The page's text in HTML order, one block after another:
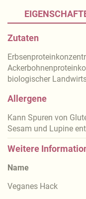
Zutaten
biologischer
Allergene
Kann Spuren von
Sesam und Lupine
Weitere
Name
Veganes Hack